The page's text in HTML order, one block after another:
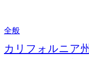
全般
カリフォルニア